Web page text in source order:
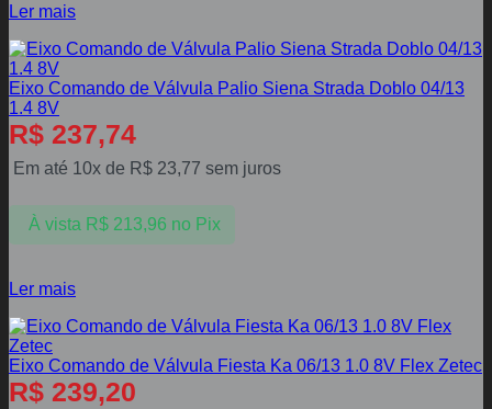
Ler mais
Eixo Comando de Válvula Palio Siena Strada Doblo 04/13
1.4 8V
R$ 237,74
Em até 10x de R$ 23,77 sem juros
À vista R$213,96 no Pix
Ler mais
Eixo Comando de Válvula Fiesta Ka 06/13 1.0 8V Flex Zetec
R$ 239,20